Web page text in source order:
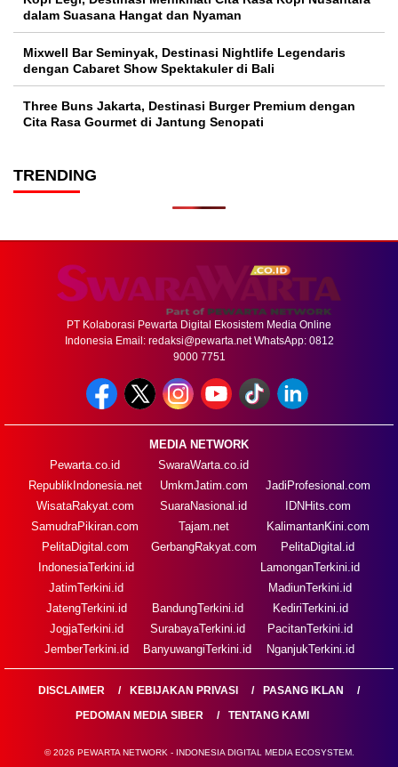
dalam Suasana Hangat dan Nyaman
Mixwell Bar Seminyak, Destinasi Nightlife Legendaris
dengan Cabaret Show Spektakuler di Bali
Three Buns Jakarta, Destinasi Burger Premium dengan
Cita Rasa Gourmet di Jantung Senopati
TRENDING
PT Kolaborasi Pewarta Digital Ekosistem Media Online
Indonesia Email: redaksi@pewarta.netWhatsApp: 0812
9000 7751
MEDIA NETWORK
Pewarta.co.id
RepublikIndonesia.net
WisataRakyat.com
SamudraPikiran.com
PelitaDigital.com
SwaraWarta.co.id
UmkmJatim.com
SuaraNasional.id
Tajam.net
GerbangRakyat.com
JadiProfesional.com
IDNHits.com
KalimantanKini.com
PelitaDigital.id
IndonesiaTerkini.id
JatimTerkini.id
JatengTerkini.id
JogjaTerkini.id
JemberTerkini.id
BandungTerkini.id
SurabayaTerkini.id
BanyuwangiTerkini.id
LamonganTerkini.id
MadiunTerkini.id
KediriTerkini.id
PacitanTerkini.id
NganjukTerkini.id
DISCLAIMER KEBIJAKAN PRIVASI
PASANG IKLAN
PEDOMAN MEDIA SIBER
TENTANG KAMI
© 2026 PEWARTA NETWORK - INDONESIA DIGITAL MEDIA ECOSYSTEM.